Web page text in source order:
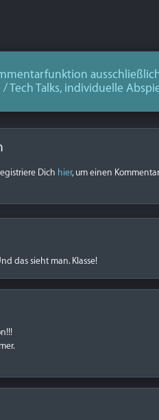
Tech Talks, individuelle
Dich hier, um einen
das sieht man. Klasse!